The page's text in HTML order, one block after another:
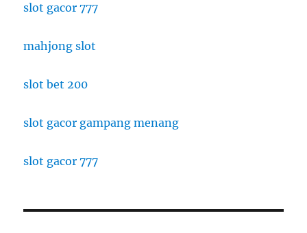
slot gacor 777
mahjong slot
slot bet 200
slot gacor gampang menang
slot gacor 777